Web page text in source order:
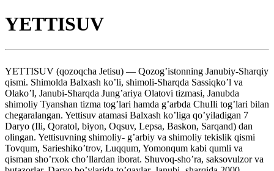
YETTISUV
YETTISUV (qozoqcha Jetisu) — Qozog’istonning Janubiy-Sharqiy
qismi. Shimolda Balxash ko’li, shimoli-Sharqda Sassiqko’l va
Olako’l, Janubi-Sharqda Jung’ariya Olatovi tizmasi, Janubda
shimoliy Tyanshan tizma tog’lari hamda g’arbda ChuIli tog’lari bilan
chegaralangan. Yettisuv atamasi Balxash ko’liga qo’yiladigan 7
Daryo (Ili, Qoratol, biyon, Oqsuv, Lepsa, Baskon, Sarqand) dan
olingan. Yettisuvning shimoliy- g’arbiy va shimoliy tekislik qismi
Tovqum, Sarieshiko’trov, Luqqum, Yomonqum kabi qumli va
qisman sho’rxok cho’llardan iborat. Shuvoq-sho’ra, saksovulzor va